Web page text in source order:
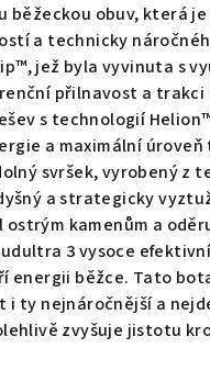
obuv, která
a technicky
jež byla vyvinuta s
přilnavost a trakci
s technologií
a maximální úroveň
svršek, vyrobený z
a strategicky
kamenům a
3 vysoce
energii běžce. Tato
i ty nejnáročnější a
zvyšuje jistotu